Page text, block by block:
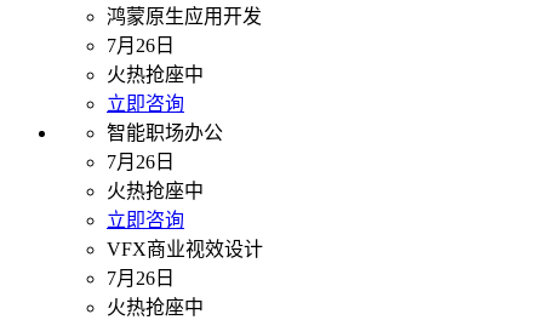
鸿蒙原生应用开发
7月26日
火热抢座中
立即咨询
智能职场办公
7月26日
火热抢座中
立即咨询
VFX商业视效设计
7月26日
火热抢座中